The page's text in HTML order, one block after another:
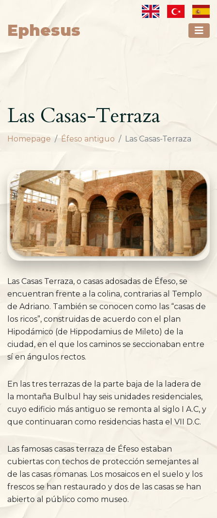
Ephesus
Las Casas-Terraza
Homepage Éfeso antiguo Las Casas-Terraza
Las Casas Terraza, o casas adosadas de Éfeso, se
encuentran frente a la colina, contrarias al Templo
de Adriano. También se conocen como las “casas de
los ricos”, construidas de acuerdo con el plan
Hipodámico (de Hippodamius de Mileto) de la
ciudad, en el que los caminos se seccionaban entre
sí en ángulos rectos.
En las tres terrazas de la parte baja de la ladera de
la montaña Bulbul hay seis unidades residenciales,
cuyo edificio más antiguo se remonta al siglo I A.C, y
que continuaran como residencias hasta el VII D.C.
Las famosas casas terraza de Éfeso estaban
cubiertas con techos de protección semejantes al
de las casas romanas. Los mosaicos en el suelo y los
frescos se han restaurado y dos de las casas se han
abierto al público como museo.